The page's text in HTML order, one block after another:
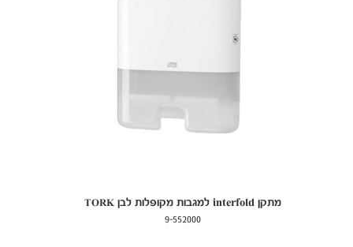
מתקן interfold למגבות מקופלות לבן TORK
9-552000